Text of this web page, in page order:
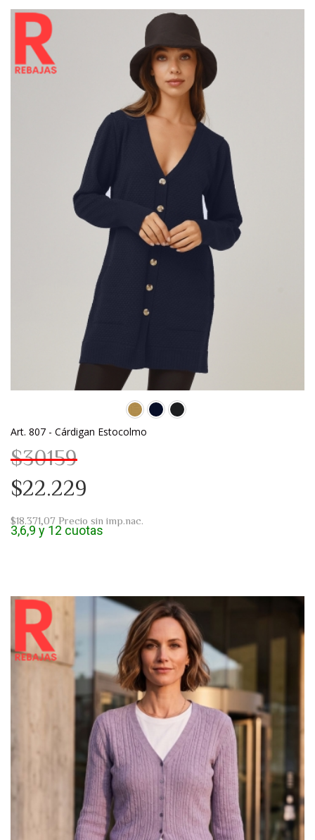
Art. 807 - Cárdigan Estocolmo
$30159
$22.229
$18.371,07 Precio sin imp.nac.
3,6,9 y 12 cuotas